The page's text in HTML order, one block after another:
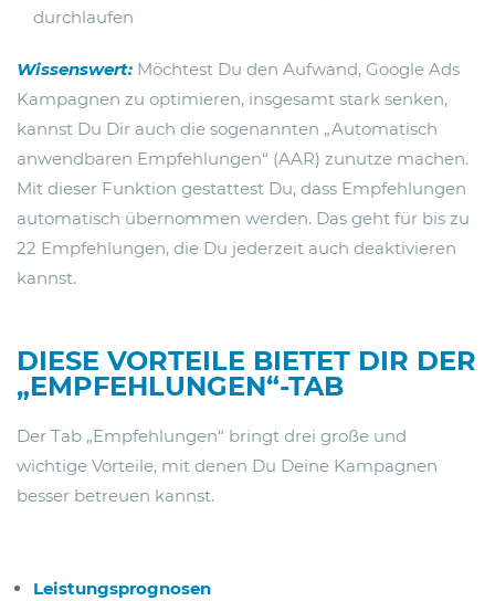
durchlaufen
Wissenswert: Möchtest Du den Aufwand, Google Ads
Kampagnen zu optimieren, insgesamt stark senken,
kannst Du Dir auch die sogenannten „Automatisch
anwendbaren Empfehlungen“ (AAR) zunutze machen.
Mit dieser Funktion gestattest Du, dass Empfehlungen
automatisch übernommen werden. Das geht für bis zu
22 Empfehlungen, die Du jederzeit auch deaktivieren
kannst.
DIESE VORTEILE BIETET DIR DER
„EMPFEHLUNGEN“-TAB
Der Tab „Empfehlungen“ bringt drei große und
wichtige Vorteile, mit denen Du Deine Kampagnen
besser betreuen kannst.
Leistungsprognosen